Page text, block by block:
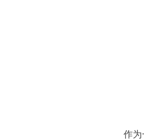
作为